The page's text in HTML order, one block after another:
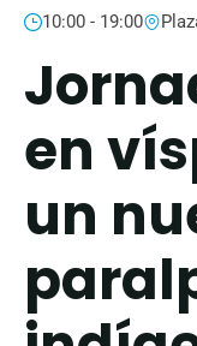
10:00 - 19:00
en
un